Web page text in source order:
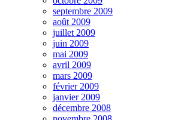
septembre 2009
août 2009
juillet 2009
juin 2009
mai 2009
avril 2009
mars 2009
février 2009
janvier 2009
décembre 2008